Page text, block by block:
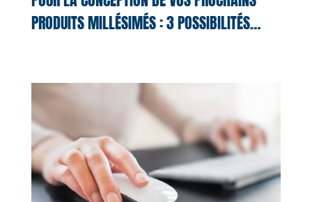
PRODUITS MILLÉSIMÉS : 3 POSSIBILITÉS…